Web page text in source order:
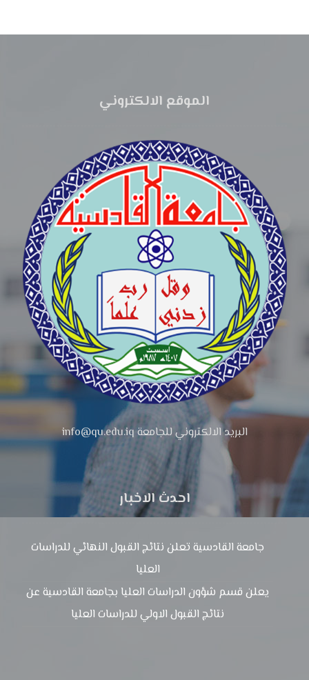
الموقع الالكتروني
البريد الالكتروني للجامعة info@qu.edu.iq
احدث الاخبار
جامعة القادسية تعلن نتائج القبول النهائي للدراسات
العليا
يعلن قسم شؤون الدراسات العليا بجامعة القادسية عن
نتائج القبول الاولي للدراسات العليا